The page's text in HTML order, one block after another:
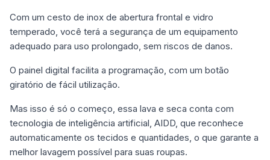
Com um cesto de inox de abertura frontal e vidro
temperado, você terá a segurança de um equipamento
adequado para uso prolongado, sem riscos de danos.
O painel digital facilita a programação, com um botão
giratório de fácil utilização.
Mas isso é só o começo, essa lava e seca conta com
tecnologia de inteligência artificial, AIDD, que reconhece
automaticamente os tecidos e quantidades, o que garante a
melhor lavagem possível para suas roupas.